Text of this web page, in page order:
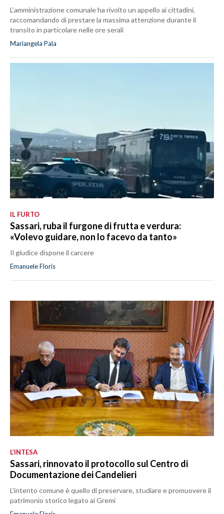
L’amministrazione comunale ha rivolto un appello ai cittadini,
raccomandando di prestare la massima attenzione durante il
transito in particolare nelle ore serali
Mariangela Pala
IL FURTO
Sassari, ruba il furgone di frutta e verdura:
«Volevo guidare, non lo facevo da tanto»
Il giudice dispone il carcere
Emanuele Floris
L’INTESA
Sassari, rinnovato il protocollo sul Centro di
Documentazione dei Candelieri
L'intento comune è quello di preservare, studiare e promuovere il
patrimonio storico legato ai Gremi